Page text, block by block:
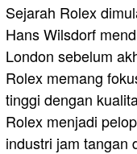
Sejarah Rolex
Hans Wilsdorf
London sebelum
Rolex memang
tinggi dengan
Rolex menjadi
industri jam tangan